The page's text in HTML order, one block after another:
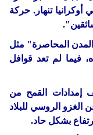
أوكرانيا تنهار. حركة
المحاصرة" مثل
فيما لم تعد قوافل
إمدادات القمح من
الغزو الروسي للبلاد